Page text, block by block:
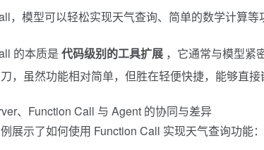
，模型可以轻松实现天气查询、简单的数学计算等
的本质是 代码级别的工具扩展 ，它通常与模型紧
，虽然功能相对简单，但胜在轻便快捷，能够直
展示了如何使用 Function Call 实现天气查询功能：